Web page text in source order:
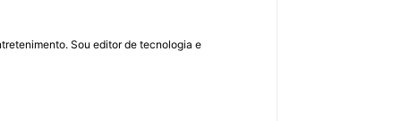
Sou editor de tecnologia e